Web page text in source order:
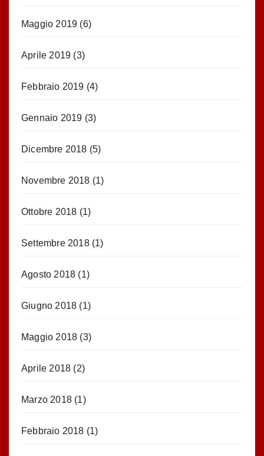
Maggio 2019 (6)
Aprile 2019 (3)
Febbraio 2019 (4)
Gennaio 2019 (3)
Dicembre 2018 (5)
Novembre 2018 (1)
Ottobre 2018 (1)
Settembre 2018(1)
Agosto 2018 (1)
Giugno 2018 (1)
Maggio 2018 (3)
Aprile 2018 (2)
Marzo 2018 (1)
Febbraio 2018 (1)